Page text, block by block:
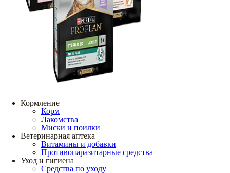
Кормление
Корм
Лакомства
Миски и поилки
Ветеринарная аптека
Витамины и добавки
Противопаразитарные средства
Уход и гигиена
Средства по уходу